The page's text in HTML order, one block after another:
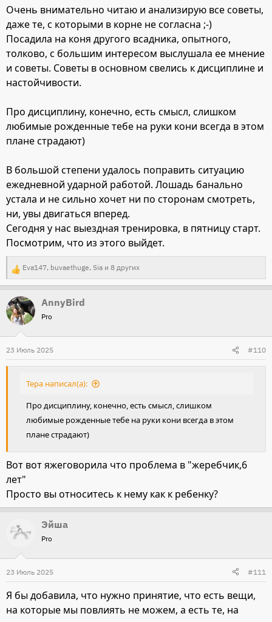
лошадьми есть момент сомнения в себе. И хочется
просто поддержки. Надо переждать, перетерпеть это.
Все получится!
//никаких остановок и осаживаний в таких ситуациях.
Только движение вперёд. Это к посту предыдущего
Очень внимательно читаю и анализирую все советы,
даже те, с которыми в корне не согласна ;-)
Посадила на коня другого всадника, опытного,
толково, с большим интересом выслушала ее мнение
и советы. Советы в основном свелись к дисциплине и
настойчивости.
Про дисциплину, конечно, есть смысл, слишком
любимые рожденные тебе на руки кони всегда в этом
плане страдают)
В большой степени удалось поправить ситуацию
ежедневной ударной работой. Лошадь банально
устала и не сильно хочет ни по сторонам смотреть,
ни, увы двигаться вперед.
Сегодня у нас выездная тренировка, в пятницу старт.
Посмотрим, что из этого выйдет.
Р
е
а
к
и
и
Eva147, buvaethuge, Sia и 8 других
AnnyBird
Pro
23 Июль 2025 #110
Тера написал(а):
Про дисциплину, конечно, есть смысл, слишком
любимые рожденные тебе на руки кони всегда в этом
плане страдают)
Вот вот яжеговорила что проблема в "жеребчик,6
лет"
Просто вы относитесь к нему как к ребенку?
Эйша
Pro
23 Июль 2025 #111
Я бы добавила, что нужно принятие, что есть вещи,
на которые мы повлиять не можем, а есть те, на